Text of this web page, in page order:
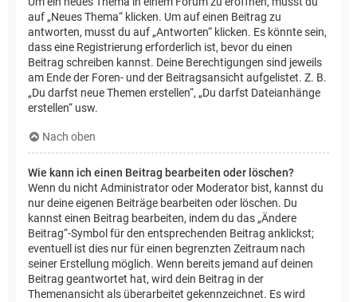
auf „Neues Thema“ klicken. Um auf einen Beitrag zu
antworten, musst du auf „Antworten“ klicken. Es könnte sein,
dass eine Registrierung erforderlich ist, bevor du einen
Beitrag schreiben kannst. Deine Berechtigungen sind jeweils
am Ende der Foren- und der Beitragsansicht aufgelistet. Z. B.
„Du darfst neue Themen erstellen“, „Du darfst Dateianhänge
erstellen“ usw.
Nach oben
Wie kann ich einen Beitrag bearbeiten oder löschen?
Wenn du nicht Administrator oder Moderator bist, kannst du
nur deine eigenen Beiträge bearbeiten oder löschen. Du
kannst einen Beitrag bearbeiten, indem du das „Ändere
Beitrag“-Symbol für den entsprechenden Beitrag anklickst;
eventuell ist dies nur für einen begrenzten Zeitraum nach
seiner Erstellung möglich. Wenn bereits jemand auf deinen
Beitrag geantwortet hat, wird dein Beitrag in der
Themenansicht als überarbeitet gekennzeichnet. Es wird